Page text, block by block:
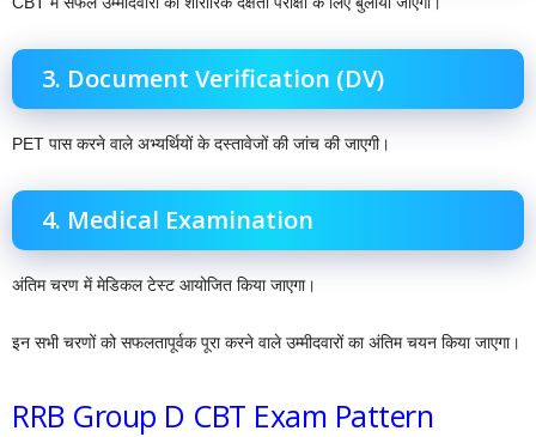
3. Document Verification (DV)
PET पास करने वाले अभ्यर्थियों के दस्तावेजों की जांच की जाएगी।
4. Medical Examination
अंतिम चरण में मेडिकल टेस्ट आयोजित किया जाएगा।
इन सभी चरणों को सफलतापूर्वक पूरा करने वाले उम्मीदवारों का अंतिम चयन किया जाएगा।
RRB Group D CBT Exam Pattern